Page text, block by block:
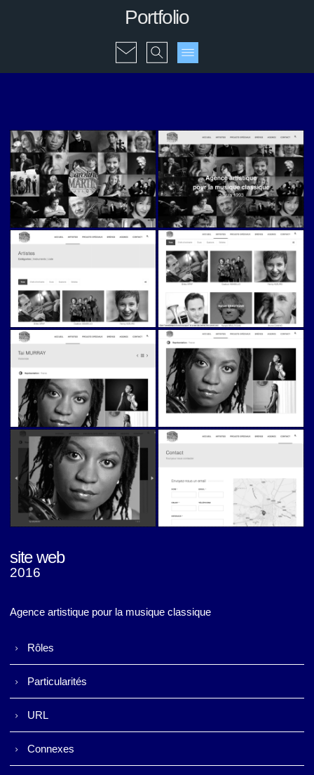
Portfolio
Caroline Martin Musique (v2)
Caroline Martin Musique (v2) Caroline Martin Musique (v2)
Caroline Martin Musique (v2) Caroline Martin Musique (v2)
site web
2016
Agence artistique pour la musique classique
Rôles
Particularités
URL
Connexes